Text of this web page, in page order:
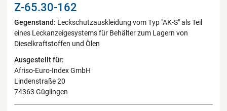
Z-65.30-162
Gegenstand: Leckschutzauskleidung vom Typ "AK-S" als Teil
eines Leckanzeigesystems für Behälter zum Lagern von
Dieselkraftstoffen und Ölen
Ausgestellt für:
Afriso-Euro-Index GmbH
Lindenstraße 20
74363 Güglingen